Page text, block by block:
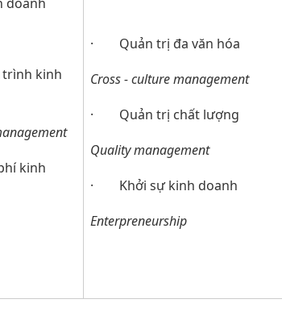
kinh
kinh
· Quản trị đa văn hóa
Cross - culture management
· Quản trị chất lượng
Quality management
· Khởi sự kinh doanh
Enterpreneurship